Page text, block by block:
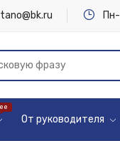
tano@bk.ru
От руководителя